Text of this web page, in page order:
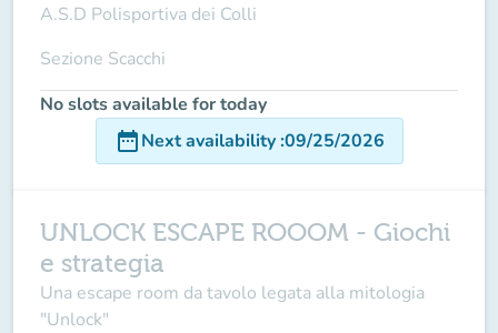
A.S.D Polisportiva dei Colli
Sezione Scacchi
No slots available for today
date_rangeNext availability:09/25/2026
UNLOCK ESCAPE ROOOM - Giochi
e strategia
Una escape room da tavolo legata alla mitologia
"Unlock"